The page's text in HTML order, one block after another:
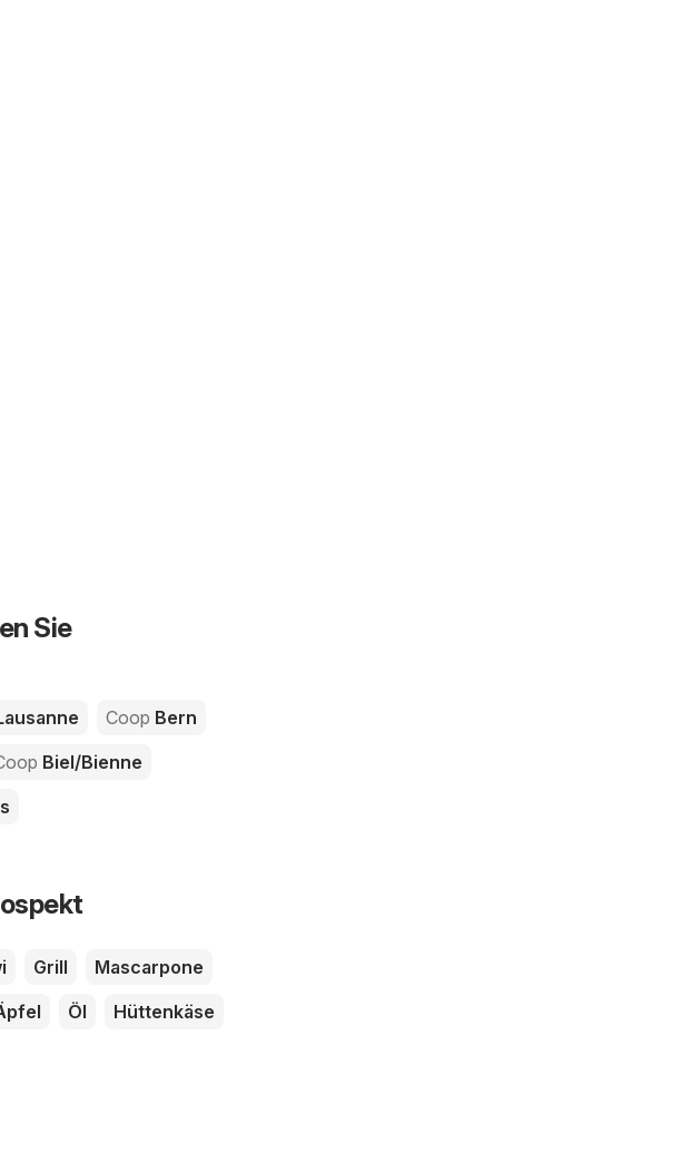
Sie
Coop Bern
Biel/Bienne
Grill
Mascarpone
Öl
Hüttenkäse